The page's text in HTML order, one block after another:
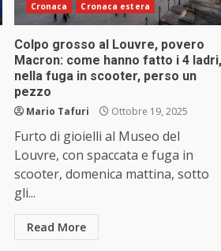
Cronaca Cronaca estera
Colpo grosso al Louvre, povero
Macron: come hanno fatto i 4 ladri,
nella fuga in scooter, perso un
pezzo
Mario Tafuri Ottobre 19, 2025
Furto di gioielli al Museo del
Louvre, con spaccata e fuga in
scooter, domenica mattina, sotto
gli...
Read More